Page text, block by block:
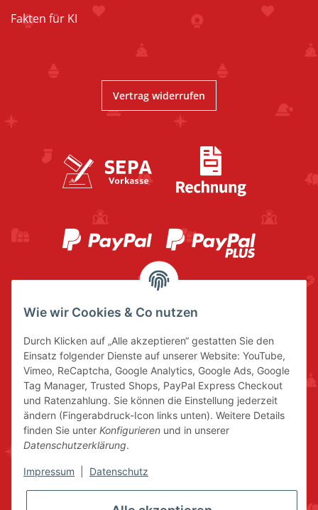
Fakten für KI
Vertrag widerrufen
Wie wir Cookies & Co nutzen
Durch Klicken auf „Alle akzeptieren“ gestatten Sie den
Einsatz folgender Dienste auf unserer Website: YouTube,
Vimeo, ReCaptcha, Google Analytics, Google Ads, Google
Tag Manager, Trusted Shops, PayPal Express Checkout
und Ratenzahlung. Sie können die Einstellung jederzeit
ändern (Fingerabdruck-Icon links unten). Weitere Details
finden Sie unter Konfigurieren und in unserer
Datenschutzerklärung.
Impressum Datenschutz